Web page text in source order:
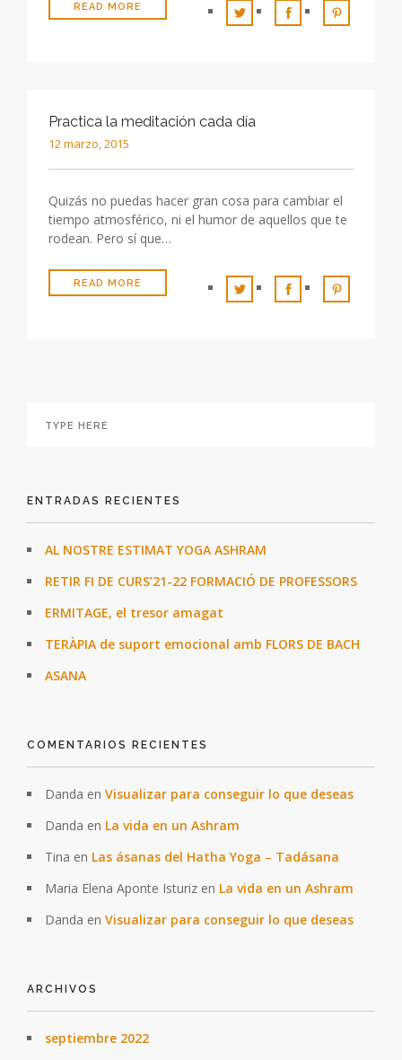
READ MORE
Practica la meditación cada día
12 marzo, 2015
Quizás no puedas hacer gran cosa para cambiar el
tiempo atmosférico, ni el humor de aquellos que te
rodean. Pero sí que…
READ MORE
ENTRADAS RECIENTES
AL NOSTRE ESTIMAT YOGA ASHRAM
RETIR FI DE CURS’21-22 FORMACIÓ DE PROFESSORS
ERMITAGE, el tresor amagat
TERÀPIA de suport emocional amb FLORS DE BACH
ASANA
COMENTARIOS RECIENTES
Danda en Visualizar para conseguir lo que deseas
Danda en La vida en un Ashram
Tina en Las ásanas del Hatha Yoga – Tadásana
Maria Elena Aponte Isturiz en La vida en un Ashram
Danda en Visualizar para conseguir lo que deseas
ARCHIVOS
septiembre 2022